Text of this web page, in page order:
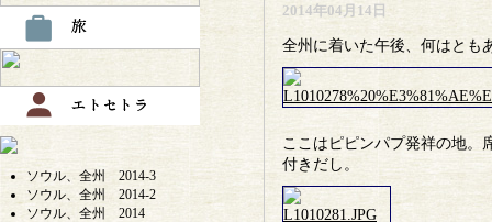
ソウル、全州 2014-3
ソウル、全州 2014-2
ソウル、全州 2014
2014年04月14日
全州に着いた午後、何はとも
ここはピピンパプ発祥の地。
付きだし。